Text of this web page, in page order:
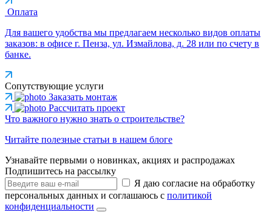
Оплата
Для вашего удобства мы предлагаем несколько видов оплаты
заказов: в офисе г. Пенза, ул. Измайлова, д. 28 или по счету в
банке.
Сопутствующие услуги
Заказать монтаж
Рассчитать проект
Что важного нужно знать о строительстве?
Читайте полезные статьи в нашем блоге
Узнавайте первыми о новинках, акциях и распродажах
Подпишитесь на рассылку
Я даю согласие на обработку
персональных данных и соглашаюсь с политикой
конфиденциальности